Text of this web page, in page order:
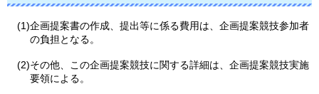
(1)企画提案書の作成、提出等に係る費用は、企画提案競技参加者
の負担となる。
(2)その他、この企画提案競技に関する詳細は、企画提案競技実施
要領による。